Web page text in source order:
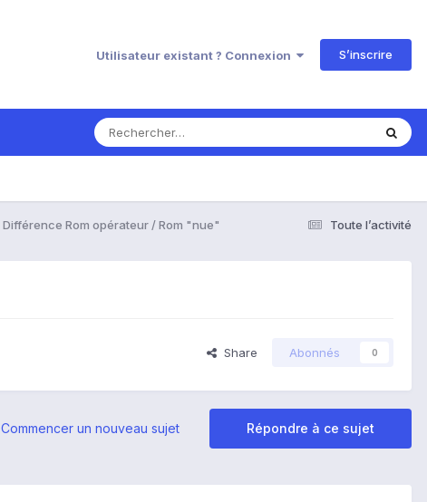
Utilisateur existant ? Connexion S’inscrire
Toute l’activité
Différence Rom opérateur / Rom "nue"
Share Abonnés 0
Répondre à ce sujet
Commencer un nouveau sujet